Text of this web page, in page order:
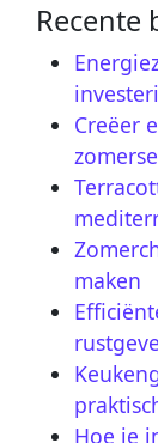
Recente
Creëer
maken
Hoe je